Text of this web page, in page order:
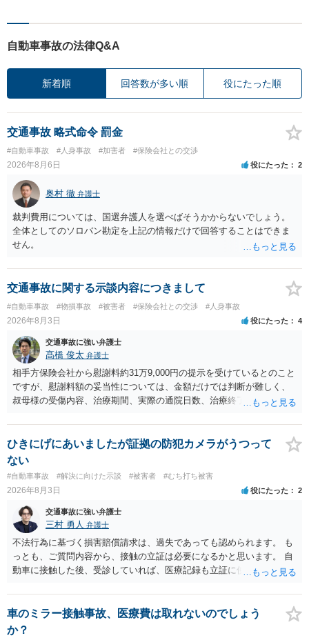
自動車事故の法律Q&A
新着順 回答数が多い順 役にたった順
交通事故 略式命令 罰金
#自動車事故 #人身事故 #加害者 #保険会社との交渉
2026年8月6日 役にたった 2
奥村 徹 弁護士
裁判費用については、国選弁護人を選べばそうかからないでしょう。
全体としてのソロバン勘定を上記の情報だけで回答することはできま
せん。
交通事故に関する示談内容につきまして
#自動車事故 #物損事故 #被害者 #保険会社との交渉 #人身事故
2026年8月3日 役にたった 4
交通事故に強い弁護士
髙橋 俊太 弁護士
相手方保険会社から慰謝料約31万9,000円の提示を受けているとのこと
ですが、慰謝料額の妥当性については、金額だけでは判断が難しく、
叔母様の受傷内容、治療期間、実際の通院日数、治療終了の経緯、後
確認する必要があります。保険会社から提示される慰謝料額について
は、弁護士が介入することにより増額を検討できる場合がありますの
で、以下の資料・情報を準備した上で、弁護士に個別に相談すること
をお勧めいたします。 ・相手方保険会社から届いている示談金額の提
示書類 ・叔母様の診断名、けがの内容 ・治療開始日及び治療終了日
・入院の有無、通院回数 ・現在も症状が残っているか ・叔母様ご本人
やご家族等が加入している保険に、今回の事故で利用できる弁護士費
用特約が付帯しているか なお、被害者は叔母様ご本人となりますの
で、弁護士が受任する場合には、叔母様ご本人の依頼意思等を確認す
る必要があります。日本語での十分な意思疎通が難しいとのことです
ので、そのあたりのご事情も踏まえて、依頼意思の確認方法等を検討
ひきにげにあいましたが証拠の防犯カメラがうつって
ない
#自動車事故 #解決に向けた示談 #被害者 #むち打ち被害
2026年8月3日 役にたった 2
交通事故に強い弁護士
三村 勇人 弁護士
不法行為に基づく損害賠償請求は、過失であっても認められます。 も
っとも、ご質問内容から、接触の立証は必要になるかと思います。 自
動車に接触した後、受診していれば、医療記録も立証に使えるかと思
士にご相談ください。
車のミラー接触事故、医療費は取れないのでしょう
か？